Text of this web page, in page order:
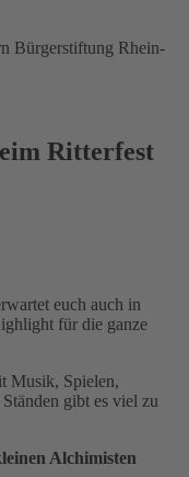
Ritterfest
euch auch in
für die ganze
Musik, Spielen,
gibt es viel zu
Alchimisten